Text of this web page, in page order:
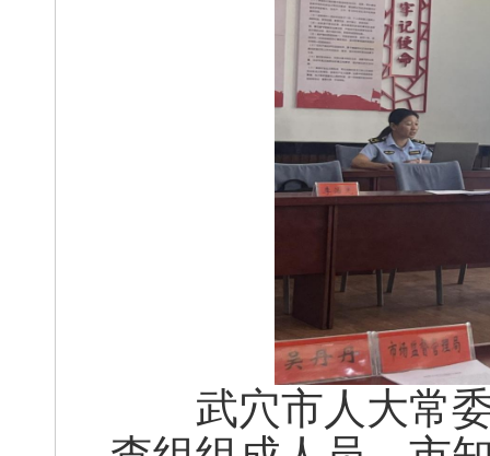
武穴市人大常委